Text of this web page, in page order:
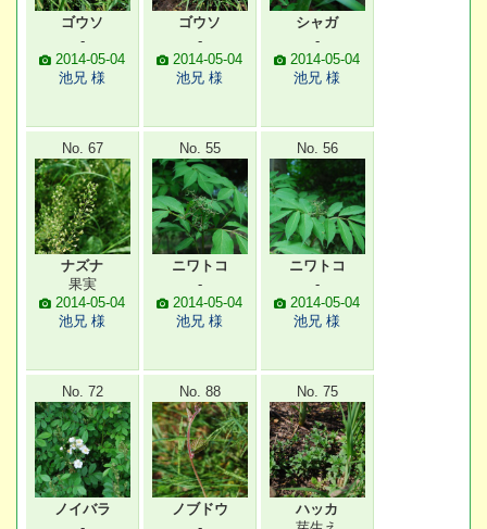
ゴウソ
-
2014-05-04
池兄 様
ゴウソ
-
2014-05-04
池兄 様
シャガ
-
2014-05-04
池兄 様
No. 67
ナズナ
果実
2014-05-04
池兄 様
No. 55
ニワトコ
-
2014-05-04
池兄 様
No. 56
ニワトコ
-
2014-05-04
池兄 様
No. 72
ノイバラ
No. 88
ノブドウ
No. 75
ハッカ